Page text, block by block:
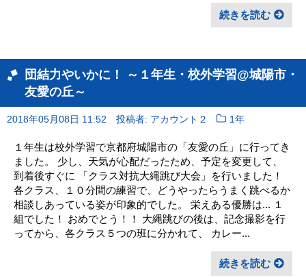
続きを読む
団結力やいかに！ ～１年生・校外学習@城陽市・
友愛の丘～
2018年05月08日 11:52 投稿者: アカウント２ 1年
１年生は校外学習で京都府城陽市の「友愛の丘」に行ってき
ました。 少し、天気が心配だったため、予定を変更して、
到着後すぐに 「クラス対抗大縄跳び大会」を行いました！
各クラス、１０分間の練習で、どうやったらうまく跳べるか
相談しあっている姿が印象的でした。 栄えある優勝は... １
組でした！ おめでとう！！ 大縄跳びの後は、記念撮影を行
ってから、各クラス５つの班に分かれて、 カレー...
続きを読む